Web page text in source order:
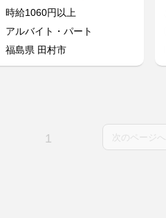
イトデビューにGOOD
時給1060円以上
アルバイト・パート
福島県 田村市
1 次のページへ